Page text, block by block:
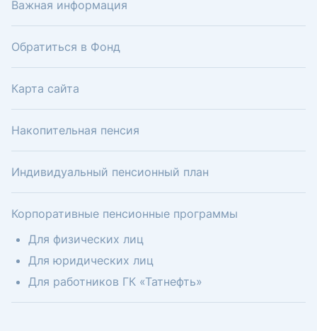
Важная информация
Обратиться в Фонд
Карта сайта
Накопительная пенсия
Индивидуальный пенсионный план
Корпоративные пенсионные программы
Для физических лиц
Для юридических лиц
Для работников ГК «Татнефть»